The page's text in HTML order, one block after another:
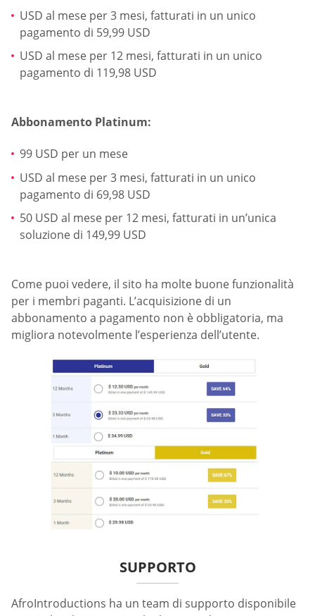
USD al mese per 3 mesi, fatturati in un unico
pagamento di 59,99 USD
USD al mese per 12 mesi, fatturati in un unico
pagamento di 119,98 USD
Abbonamento Platinum:
99 USD per un mese
USD al mese per 3 mesi, fatturati in un unico
pagamento di 69,98 USD
50 USD al mese per 12 mesi, fatturati in un’unica
soluzione di 149,99 USD
Come puoi vedere, il sito ha molte buone funzionalità
per i membri paganti. L’acquisizione di un
abbonamento a pagamento non è obbligatoria, ma
migliora notevolmente l’esperienza dell’utente.
SUPPORTO
AfroIntroductions ha un team di supporto disponibile